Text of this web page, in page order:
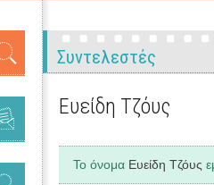
Συντελεστές
Ευείδη Τζόυς
Το όνομα Ευείδη Τζόυς